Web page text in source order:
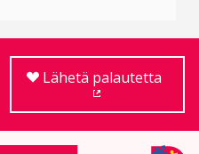
Lähetä palautetta